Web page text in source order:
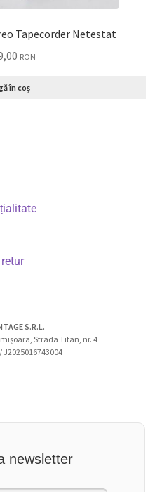
Tapecorder Netestat
RON
în coș
S.R.L.
Strada Titan, nr. 4
J2025016743004
newsletter